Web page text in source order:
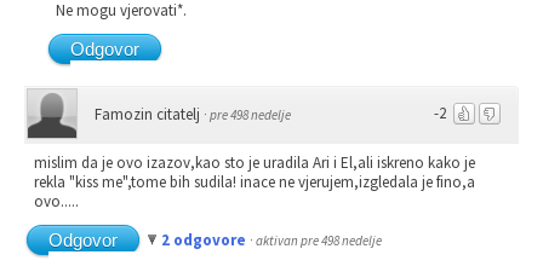
Ne mogu vjerovati*.
Odgovor
-2
Famozin citatelj · pre 498 nedelje
mislim da je ovo izazov,kao sto je uradila Ari i El,ali iskreno kako je
rekla "kiss me",tome bih sudila! inace ne vjerujem,izgledala je fino,a
ovo.....
Odgovor
2 odgovore · aktivan pre 498 nedelje